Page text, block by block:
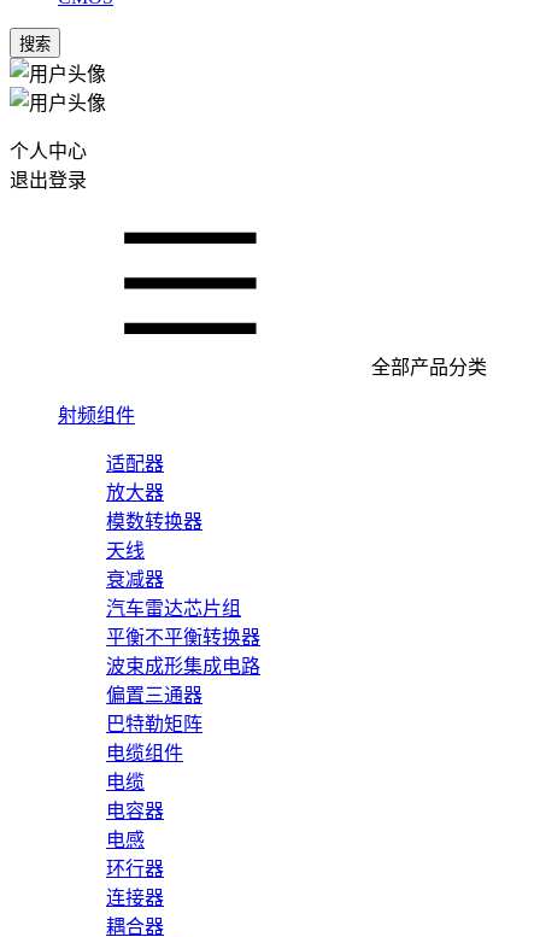
搜索
个人中心
退出登录
全部产品分类
射频组件
适配器
放大器
模数转换器
天线
衰减器
汽车雷达芯片组
平衡不平衡转换器
波束成形集成电路
偏置三通器
巴特勒矩阵
电缆组件
电缆
电容器
电感
环行器
连接器
耦合器